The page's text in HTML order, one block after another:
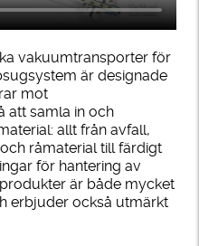
vakuumtransporter för
är designade
mot
att samla in och
allt från avfall,
råmaterial till färdigt
för hantering av
är både mycket
erbjuder också utmärkt